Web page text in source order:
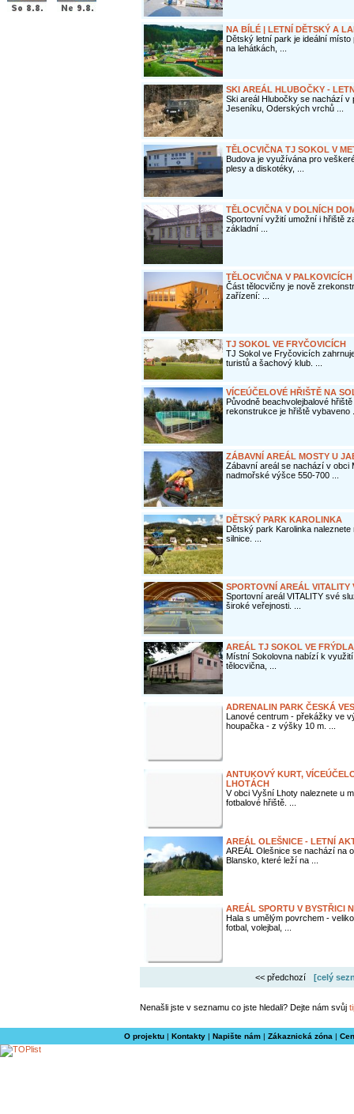
NA BÍLÉ | LETNÍ DĚTSKÝ A
Dětský letní park je ideální
na lehátkách, ...
SKI AREÁL HLUBOČKY -
Ski areál Hlubočky se nachází
Jeseníku, Oderských vrchů ...
TĚLOCVIČNA TJ SOKOL V
Budova je využívána pro
plesy a diskotéky, ...
TĚLOCVIČNA V DOLNÍCH
Sportovní vyžití umožní i hřiště
základní ...
TĚLOCVIČNA V PALKOVICÍCH
Část tělocvičny je nově
zařízení: ...
TJ SOKOL VE FRYČOVICÍCH
TJ Sokol ve Fryčovicích
turistů a šachový klub. ...
VÍCEÚČELOVÉ HŘIŠTĚ NA
Původně beachvolejbalové
rekonstrukce je hřiště vybaveno
ZÁBAVNÍ AREÁL MOSTY U
Zábavní areál se nachází v obci
nadmořské výšce 550-700 ...
DĚTSKÝ PARK KAROLINKA
Dětský park Karolinka
silnice. ...
SPORTOVNÍ AREÁL VITALITY
Sportovní areál VITALITY své
široké veřejnosti. ...
AREÁL TJ SOKOL VE
Místní Sokolovna nabízí k
tělocvična, ...
ADRENALIN PARK ČESKÁ
Lanové centrum - překážky ve
houpačka - z výšky 10 m. ...
ANTUKOVÝ KURT,
LHOTÁCH
V obci Vyšní Lhoty naleznete u
fotbalové hřiště. ...
AREÁL OLEŠNICE - LETNÍ
AREÁL Olešnice se nachází na
Blansko, které leží na ...
AREÁL SPORTU V BYSTŘICI
Hala s umělým povrchem -
fotbal, volejbal, ...
<< předchozí [celý
Nenašli jste v seznamu co jste hledali? Dejte nám svůj
O projektu| Kontakty| Napište nám| Zákaznická zóna |